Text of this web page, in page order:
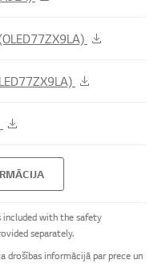
included with the safety
separately.
drošības informācijā par prece un